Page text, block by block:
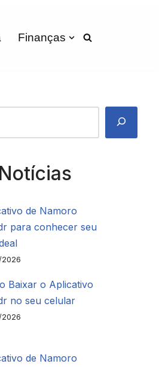
Finanças
de Namoro
para conhecer seu
Baixar o Aplicativo
no seu celular
de Namoro